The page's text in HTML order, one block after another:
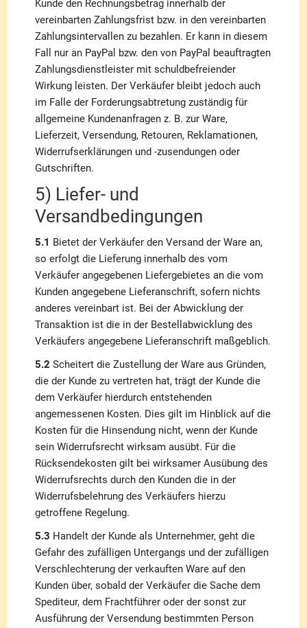
Kunde den Rechnungsbetrag innerhalb der
vereinbarten Zahlungsfrist bzw. in den vereinbarten
Zahlungsintervallen zu bezahlen. Er kann in diesem
Fall nur an PayPal bzw. den von PayPal beauftragten
Zahlungsdienstleister mit schuldbefreiender
Wirkung leisten. Der Verkäufer bleibt jedoch auch
im Falle der Forderungsabtretung zuständig für
allgemeine Kundenanfragen z. B. zur Ware,
Lieferzeit, Versendung, Retouren, Reklamationen,
Widerrufserklärungen und -zusendungen oder
Gutschriften.
5) Liefer- und
Versandbedingungen
5.1 Bietet der Verkäufer den Versand der Ware an,
so erfolgt die Lieferung innerhalb des vom
Verkäufer angegebenen Liefergebietes an die vom
Kunden angegebene Lieferanschrift, sofern nichts
anderes vereinbart ist. Bei der Abwicklung der
Transaktion ist die in der Bestellabwicklung des
Verkäufers angegebene Lieferanschrift maßgeblich.
5.2 Scheitert die Zustellung der Ware aus Gründen,
die der Kunde zu vertreten hat, trägt der Kunde die
dem Verkäufer hierdurch entstehenden
angemessenen Kosten. Dies gilt im Hinblick auf die
Kosten für die Hinsendung nicht, wenn der Kunde
sein Widerrufsrecht wirksam ausübt. Für die
Rücksendekosten gilt bei wirksamer Ausübung des
Widerrufsrechts durch den Kunden die in der
Widerrufsbelehrung des Verkäufers hierzu
getroffene Regelung.
5.3 Handelt der Kunde als Unternehmer, geht die
Gefahr des zufälligen Untergangs und der zufälligen
Verschlechterung der verkauften Ware auf den
Kunden über, sobald der Verkäufer die Sache dem
Spediteur, dem Frachtführer oder der sonst zur
Ausführung der Versendung bestimmten Person